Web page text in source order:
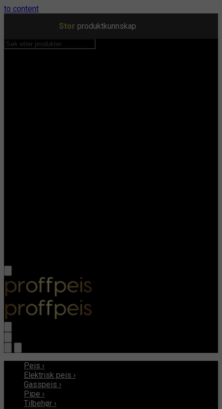
to content
produktkunnskap
Peis ›
Elektrisk peis ›
Gasspeis ›
Pipe ›
Tilbehør ›